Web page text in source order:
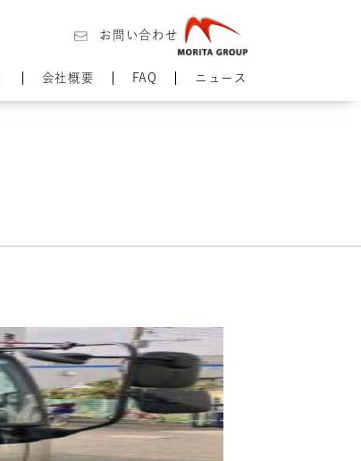
お問い合わせ
会社概要 FAQ ニュース